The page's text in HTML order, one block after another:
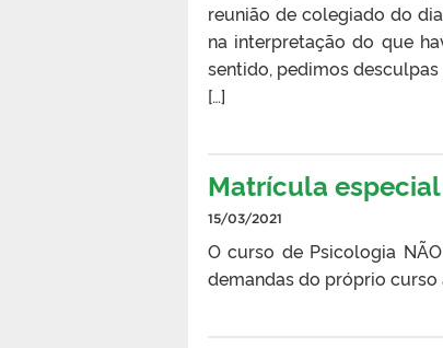
reunião de colegiado do
na interpretação do que
sentido, pedimos
[…]
Matrícula
15/03/2021
O curso de Psicologia
demandas do próprio curso